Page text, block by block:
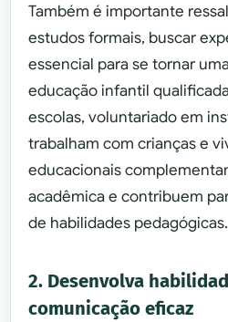
Também é importante
estudos formais, buscar
essencial para se tornar
educação infantil
escolas, voluntariado em
trabalham com crianças e
educacionais
acadêmica e contribuem
de habilidades pedagógicas.
2. Desenvolva
comunicação eficaz